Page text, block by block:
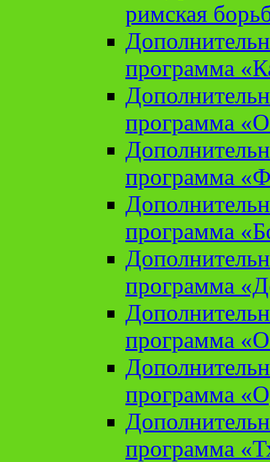
римская
программа
программа
программа
программа
программа
программа
программа
программа